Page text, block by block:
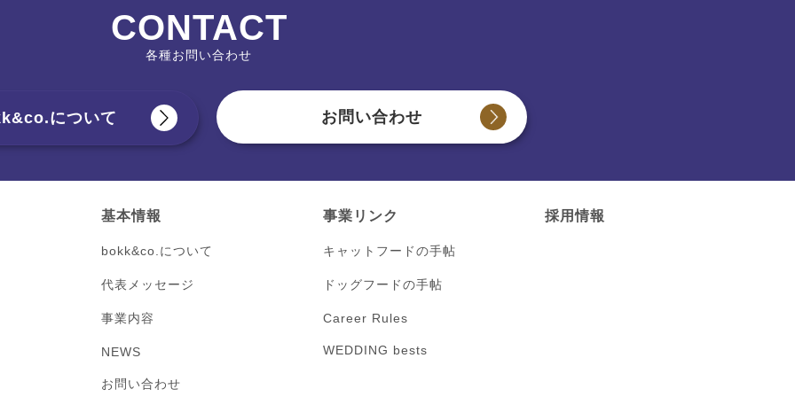
CONTACT
各種お問い合わせ
について お問い合わせ
基本情報
bokk&co.について
代表メッセージ
事業内容
NEWS
お問い合わせ
事業リンク
キャットフードの手帖
ドッグフードの手帖
Career Rules
WEDDING bests
採用情報